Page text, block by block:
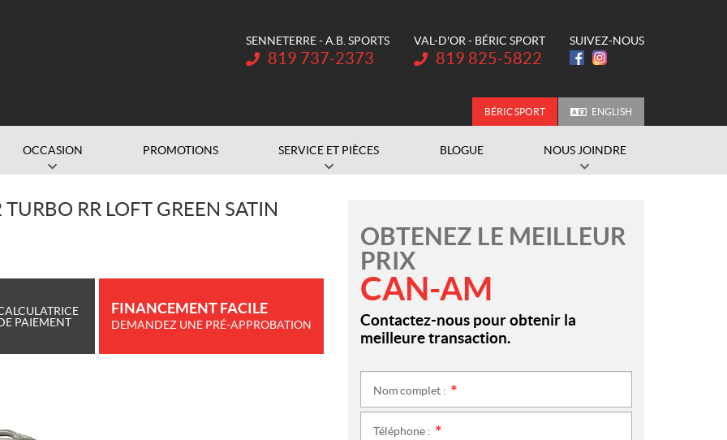
SENNETERRE - A.B. SPORTS
Téléphone :
819 737-2373
VAL-D'OR - BÉRIC SPORT
Téléphone :
819 825-5822
SUIVEZ-NOUS
BÉRIC SPORT ENGLISH
OCCASION PROMOTIONS SERVICE ET PIÈCES BLOGUE NOUS JOINDRE
RR LOFT GREEN SATIN
PAIEMENT
FINANCEMENT FACILE
DEMANDEZ UNE PRÉ-APPROBATION
OBTENEZ LE MEILLEUR
PRIX
CAN-AM
Contactez-nous pour obtenir la
meilleure transaction.
Nom complet :
Téléphone :